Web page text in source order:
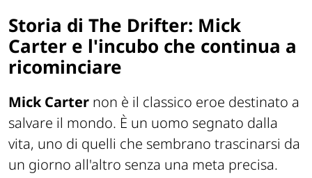
Storia di The Drifter: Mick
Carter e l'incubo che continua a
ricominciare
Mick Carter non è il classico eroe destinato a
salvare il mondo. È un uomo segnato dalla
vita, uno di quelli che sembrano trascinarsi da
un giorno all'altro senza una meta precisa.